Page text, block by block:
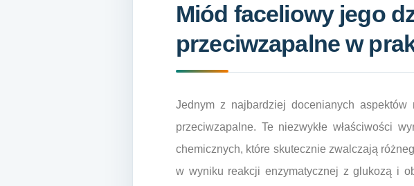
Miód faceliowy jego
przeciwzapalne w
Jednym z najbardziej docenianych
przeciwzapalne. Te niezwykłe właściwości
chemicznych, które skutecznie zwalczają
w wyniku reakcji enzymatycznej z glukozą i